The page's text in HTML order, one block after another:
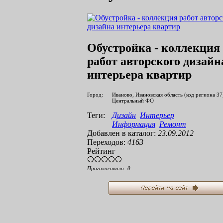
Обустройка - коллекция
работ авторского
интерьера квартир
Город:
Иваново, Ивановская область (код региона
Центральный ФО
Теги: Дизайн Интерьер
Информация Ремонт
Добавлен в каталог: 23.09.2012
Переходов: 4163
Рейтинг
Проголосовало: 0